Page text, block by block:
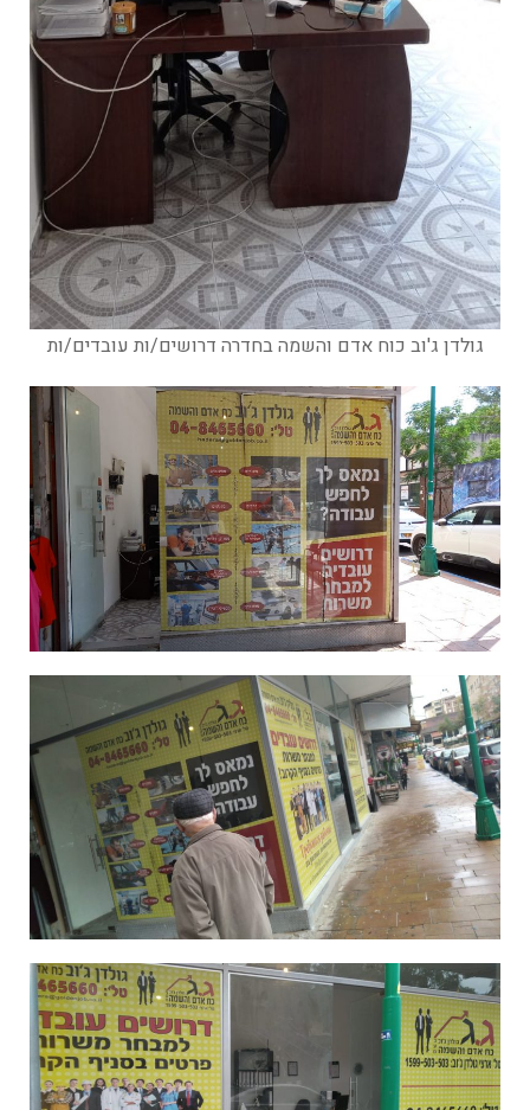
גולדן ג'וב כוח אדם והשמה בחדרה דרושים/ות עובדים/ות